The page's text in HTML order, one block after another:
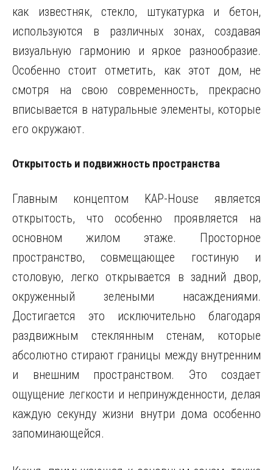
как известняк, стекло, штукатурка и бетон,
используются в различных зонах, создавая
визуальную гармонию и яркое разнообразие.
Особенно стоит отметить, как этот дом, не
смотря на свою современность, прекрасно
вписывается в натуральные элементы, которые
его окружают.
Открытость и подвижность пространства
Главным концептом KAP-House является
открытость, что особенно проявляется на
основном жилом этаже. Просторное
пространство, совмещающее гостиную и
столовую, легко открывается в задний двор,
окруженный зелеными насаждениями.
Достигается это исключительно благодаря
раздвижным стеклянным стенам, которые
абсолютно стирают границы между внутренним
и внешним пространством. Это создает
ощущение легкости и непринужденности, делая
каждую секунду жизни внутри дома особенно
запоминающейся.